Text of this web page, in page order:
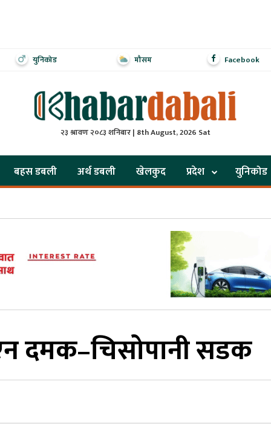
युनिकोड मौसम Facebook
२३ श्रावण २०८३ शनिबार | 8th August, 2026 Sat
बहस डबली अर्थ डबली खेलकुद प्रदेश युनिकोड
दमक–चिसोपानी सडक